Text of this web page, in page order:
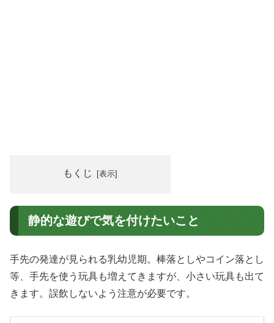
もくじ
静的な遊びで気を付けたいこと
手先の発達が見られる乳幼児期。棒落としやコイン落とし
等、手先を使う玩具も増えてきますが、小さい玩具も出て
きます。誤飲しないよう注意が必要です。